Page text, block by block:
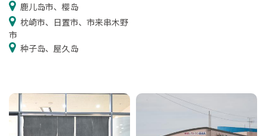
鹿儿岛市、樱岛
枕崎市、日置市、市来串木野
市
种子岛、屋久岛